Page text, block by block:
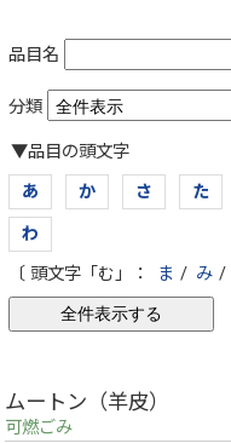
品目名
分類
▼品目の頭文字
あ
か さ た
わ
〔 頭文字「む」：
ま / み /
ムートン（羊皮）
可燃ごみ